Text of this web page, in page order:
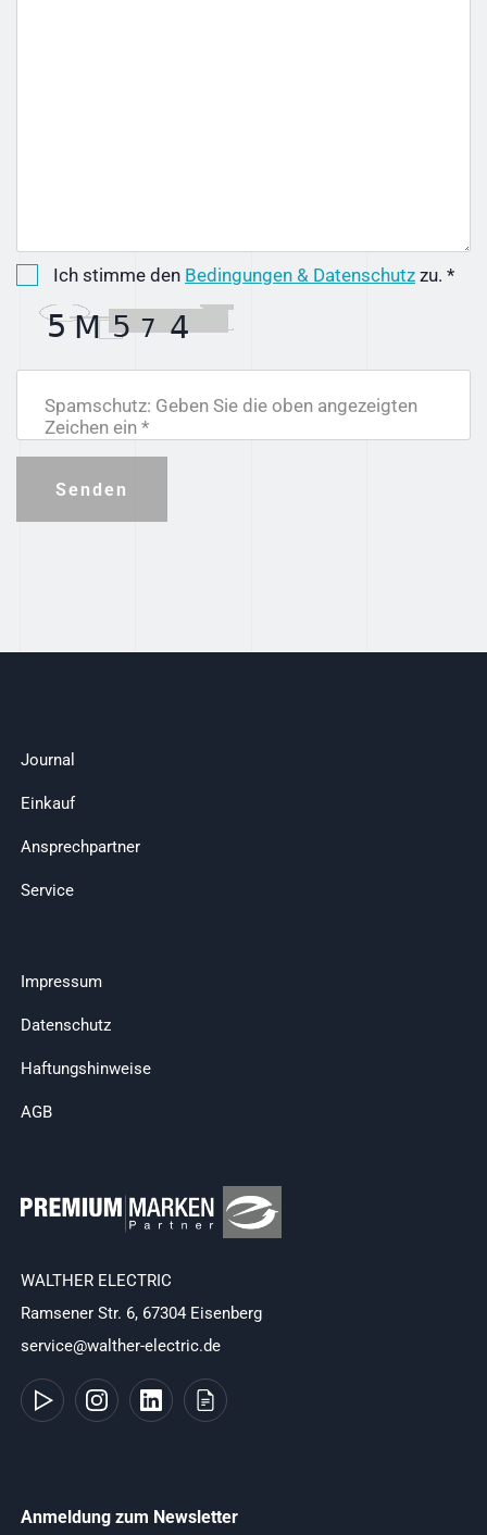
Ich stimme den Bedingungen & Datenschutz zu. *
Spamschutz: Geben Sie die oben angezeigten
Zeichen ein *
Senden
Journal
Einkauf
Ansprechpartner
Service
Impressum
Datenschutz
Haftungshinweise
AGB
WALTHER ELECTRIC
Ramsener Str. 6, 67304 Eisenberg
service@walther-electric.de
Anmeldung zum Newsletter